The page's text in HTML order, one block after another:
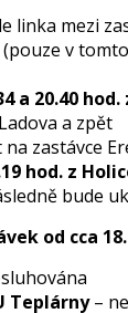
linka mezi
v
a 20.40
a zpět
zastávce
hod. z
bude
od cca
Teplárny–